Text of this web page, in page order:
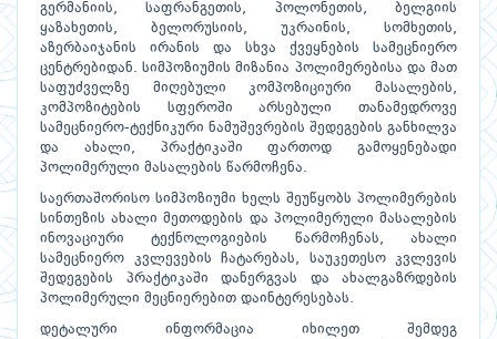
გერმანიის, საფრანგეთის, პოლონეთის, ბელგიის
ყაზახეთის, ბელორუსიის, უკრაინის, სომხეთის,
აზერბაიჯანის ირანის და სხვა ქვეყნების სამეცნიერო
ცენტრებიდან. სიმპოზიუმის მიზანია პოლიმერებისა და მათ
საფუძველზე მიღებული კომპოზიციური მასალების,
კომპოზიტების სფეროში არსებული თანამედროვე
სამეცნიერო-ტექნიკური ნამუშევრების შედეგების განხილვა
და ახალი, პრაქტიკაში ფართოდ გამოყენებადი
პოლიმერული მასალების წარმოჩენა.
საერთაშორისო სიმპოზიუმი ხელს შეუწყობს პოლიმერების
სინთეზის ახალი მეთოდების და პოლიმერული მასალების
ინოვაციური ტექნოლოგიების წარმოჩენას, ახალი
სამეცნიერო კვლევების ჩატარებას, საუკეთესო კვლევის
შედეგების პრაქტიკაში დანერგვას და ახალგაზრდების
პოლიმერული მეცნიერებით დაინტერესებას.
დეტალური ინფორმაცია იხილეთ შემდეგ